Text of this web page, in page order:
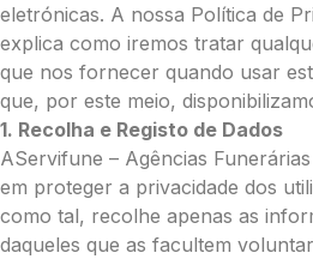
Pequena (€85)
Média (€100)
Grande (€115)
Cruz:
Pequena (€85)
Média (€100)
Grande (€115)
Coração:
eletrónicas. A nossa Política de
explica como iremos tratar
que nos fornecer quando usar
que, por este meio,
1. Recolha e Registo de Dados
AServifune – Agências
em proteger a privacidade dos
como tal, recolhe apenas as
daqueles que as facultem